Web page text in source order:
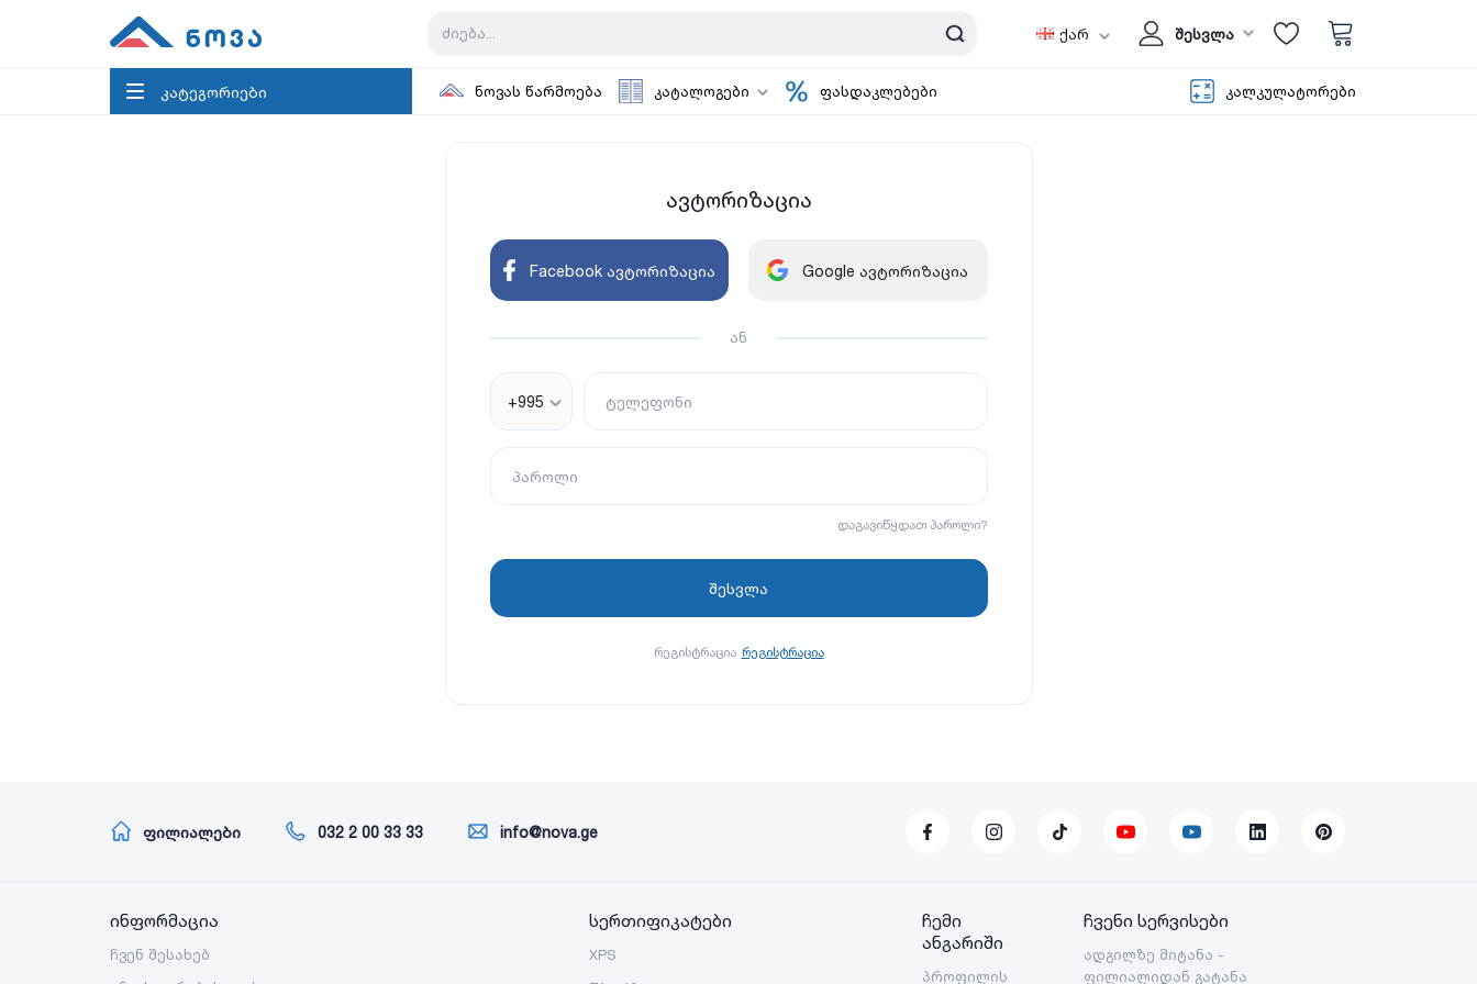
ქარ შესვლა
კატეგორიები ნოვას წარმოება კატალოგები ფასდაკლებები კალკულატორები
ავტორიზაცია
Facebook ავტორიზაცია Google ავტორიზაცია
ან
+995 ტელეფონი
პაროლი
დაგავიწყდათ პაროლი?
რეგისტრაცია რეგისტრაცია
ფილიალები 032 2 00 33 33 info@nova.ge
ინფორმაცია
ჩვენ შესახებ
სერთიფიკატები
XPS
ჩემი
ანგარიში
პროფილის
ჩვენი სერვისები
ადგილზე მიტანა -
ფილიალიდან გატანა